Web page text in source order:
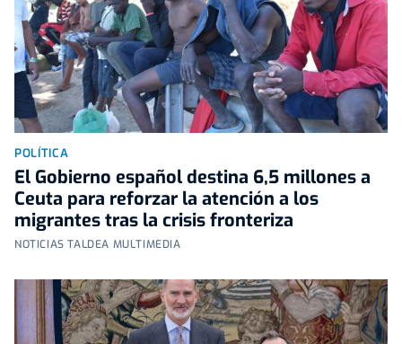
POLÍTICA
El Gobierno español destina 6,5 millones a
Ceuta para reforzar la atención a los
migrantes tras la crisis fronteriza
NOTICIAS TALDEA MULTIMEDIA